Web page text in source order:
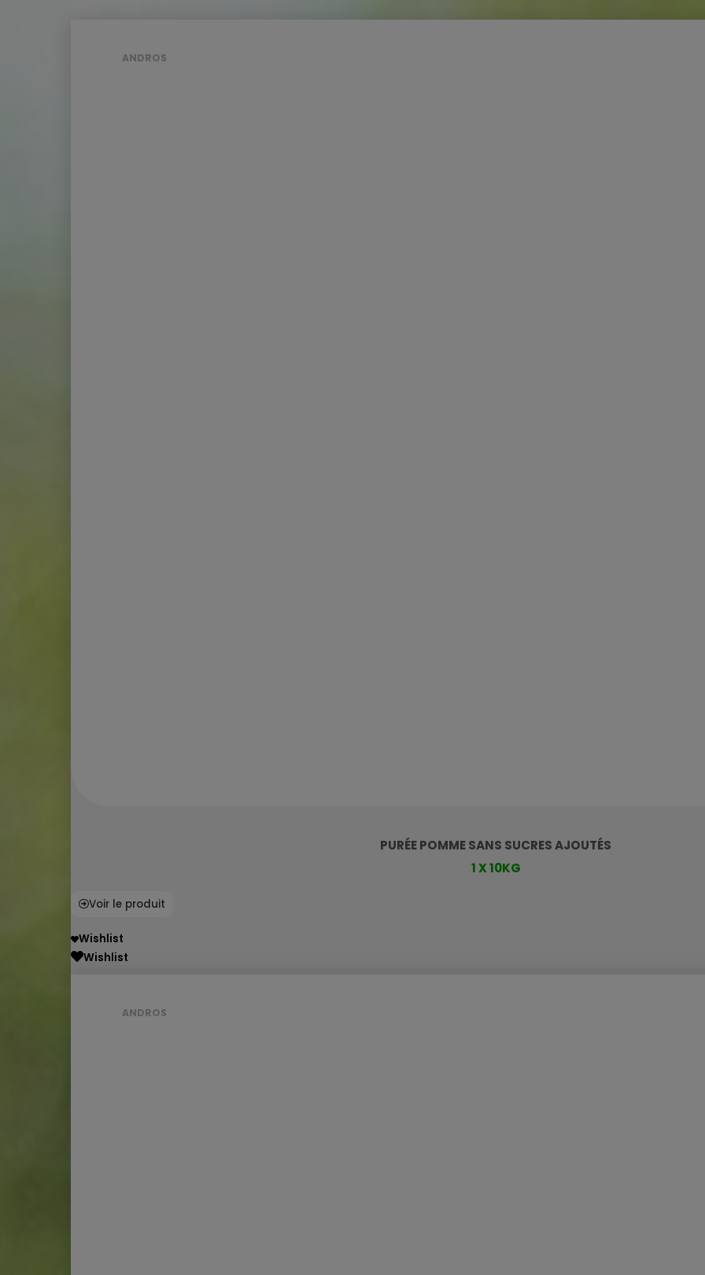
ANDROS
PURÉE POMME SANS SUCRES AJOUTÉS
1 X 10KG
Voir le produit
Wishlist
Wishlist
ANDROS